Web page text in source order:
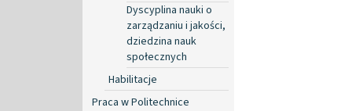
Dyscyplina nauki o
zarządzaniu i jakości,
dziedzina nauk
społecznych
Habilitacje
Praca w Politechnice